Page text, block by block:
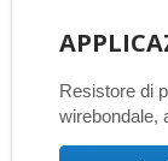
Resistore di
wirebondale,